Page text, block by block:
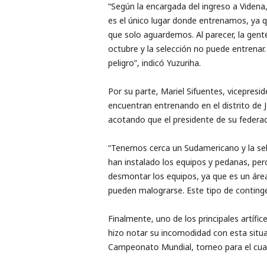
“Según la encargada del ingreso a
es el único lugar donde entrenamos, ya
que solo aguardemos. Al parecer, la
octubre y la selección no puede
peligro”, indicó Yuzuriha.
Por su parte, Mariel Sifuentes,
encuentran entrenando en el distrito de
acotando que el presidente de su
“Tenemos cerca un Sudamericano y la
han instalado los equipos y pedanas,
desmontar los equipos, ya que es un
pueden malograrse. Este tipo de
Finalmente, uno de los principales
hizo notar su incomodidad con esta
Campeonato Mundial, torneo para el